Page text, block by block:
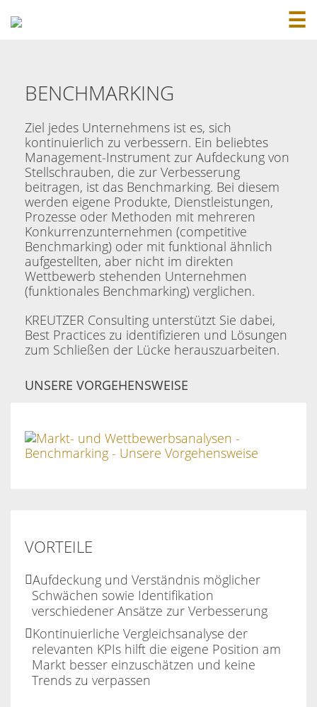
☰
BENCHMARKING
Ziel jedes Unternehmens ist es, sich
kontinuierlich zu verbessern. Ein beliebtes
Management-Instrument zur Aufdeckung von
Stellschrauben, die zur Verbesserung
beitragen, ist das Benchmarking. Bei diesem
werden eigene Produkte, Dienstleistungen,
Prozesse oder Methoden mit mehreren
Konkurrenzunternehmen (competitive
Benchmarking) oder mit funktional ähnlich
aufgestellten, aber nicht im direkten
Wettbewerb stehenden Unternehmen
(funktionales Benchmarking) verglichen.
KREUTZER Consulting unterstützt Sie dabei,
Best Practices zu identifizieren und Lösungen
zum Schließen der Lücke herauszuarbeiten.
UNSERE VORGEHENSWEISE
VORTEILE
Aufdeckung und Verständnis möglicher
Schwächen sowie Identifikation
verschiedener Ansätze zur Verbesserung
Kontinuierliche Vergleichsanalyse der
relevanten KPIs hilft die eigene Position am
Markt besser einzuschätzen und keine
Trends zu verpassen